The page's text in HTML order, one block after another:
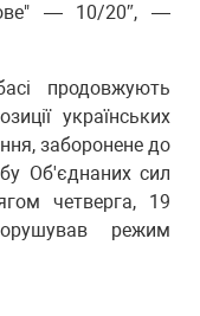
— 10/20″, —
продовжують
українських
заборонене до
Об'єднаних сил
четверга, 19
режим